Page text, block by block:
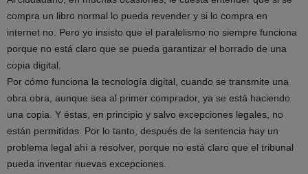
compra un libro normal lo pueda revender y si lo compra en
internet no. Pero yo insisto que el paralelismo no siempre funciona
porque no está claro que se pueda garantizar el borrado de una
copia digital.
Por cómo funciona la tecnología digital, cuando se transmite una
obra obra, aunque sea al primer comprador, ya se está haciendo
una copia. Y éstas, en principio y salvo excepciones legales, no
están permitidas. Por lo tanto, después de la sentencia hay un
problema legal ahí a resolver, porque no está claro que el tribunal
pueda inventar nuevas excepciones.